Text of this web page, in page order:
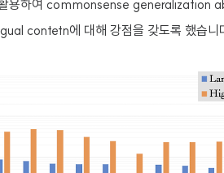
용하여 commonsense generalization
contetn에 대해 강점을 갖도록 했습니